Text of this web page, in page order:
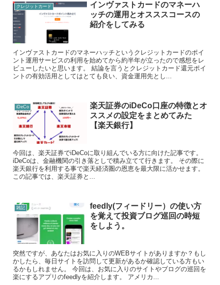
クレジットカード
インヴァストカードのマネーハ
ッチの運用とオスススコースの
紹介をしてみる
インヴァストカードのマネーハッチというクレジットカードのポイ
ント運用サービスの利用を始めてから約半年が立ったので感想をレ
ビューしたいと思います。 結論を言うとクレジットカード還元ポイ
ントの有効活用としてはとても良い、資金運用先とし...
iDeCo
楽天証券のiDeCo口座の特徴とオ
ススメの設定をまとめてみた
【楽天銀行】
今回は、楽天証券でiDeCoに取り組んでいる方に向けた記事です。
iDeCoは、金融機関の引き落としで積み立てて行きます。 その際に
楽天銀行を利用する事で楽天経済圏の恩恵を最大限に活かせます。
この記事では、楽天証券と...
雑記
feedly(フィードリー）の使い方
を覚えて投資ブログ巡回の時短
をしよう。
突然ですが、あなたはお気に入りのWEBサイトがありますか？もし
かしたら、毎日サイトを訪問して更新があるか確認している方もい
るかもしれません。 今回は、お気に入りのサイトやブログの巡回を
楽にするアプリのfeedlyを紹介します。 アメリカ...